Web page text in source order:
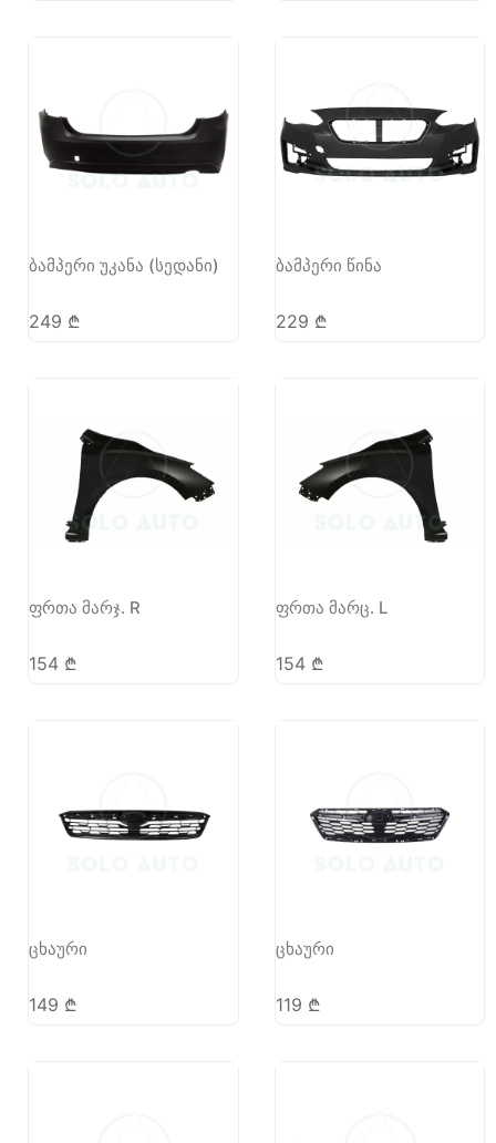
ბამპერი უკანა (სედანი)
249 ₾
ბამპერი წინა
229 ₾
ფრთა მარჯ. R
154 ₾
ფრთა მარც. L
154 ₾
ცხაური
149 ₾
ცხაური
119 ₾